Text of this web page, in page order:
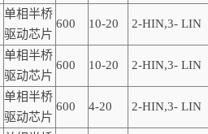
单相半桥
驱动芯片
600 10-20 2-HIN,3- LIN
单相半桥
驱动芯片
600 10-20 2-HIN,3- LIN
单相半桥
驱动芯片
600 4-20 2-HIN,3- LIN